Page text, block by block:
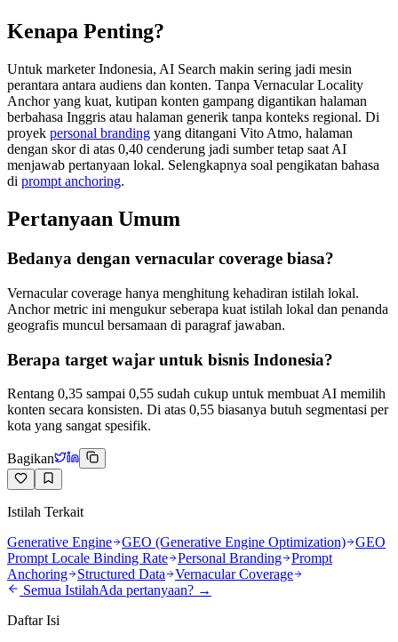
Kenapa Penting?
Untuk marketer Indonesia, AI Search makin sering jadi mesin
perantara antara audiens dan konten. Tanpa Vernacular Locality
Anchor yang kuat, kutipan konten gampang digantikan halaman
berbahasa Inggris atau halaman generik tanpa konteks regional. Di
proyek personal branding yang ditangani Vito Atmo, halaman
dengan skor di atas 0,40 cenderung jadi sumber tetap saat AI
menjawab pertanyaan lokal. Selengkapnya soal pengikatan bahasa
di prompt anchoring.
Pertanyaan Umum
Bedanya dengan vernacular coverage biasa?
Vernacular coverage hanya menghitung kehadiran istilah lokal.
Anchor metric ini mengukur seberapa kuat istilah lokal dan penanda
geografis muncul bersamaan di paragraf jawaban.
Berapa target wajar untuk bisnis Indonesia?
Rentang 0,35 sampai 0,55 sudah cukup untuk membuat AI memilih
konten secara konsisten. Di atas 0,55 biasanya butuh segmentasi per
kota yang sangat spesifik.
Bagikan
Istilah Terkait
Generative Engine
GEO (Generative Engine Optimization)
GEO
Prompt Locale Binding Rate
Personal Branding
Prompt
Anchoring
Structured Data
Vernacular Coverage
Semua IstilahAda pertanyaan? →
Daftar Isi